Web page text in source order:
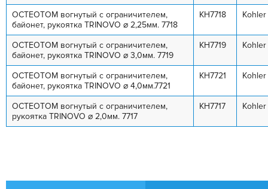
ОСТЕОТОМ вогнутый с ограничителем,
байонет, рукоятка TRINOVO ⌀ 2,25мм. 7718
KH7718 Kohler
ОСТЕОТОМ вогнутый с ограничителем,
байонет, рукоятка TRINOVO ⌀ 3,0мм. 7719
KH7719 Kohler
ОСТЕОТОМ вогнутый с ограничителем,
байонет, рукоятка TRINOVO ⌀ 4,0мм.7721
KH7721 Kohler
ОСТЕОТОМ вогнутый с ограничителем,
рукоятка TRINOVO ⌀ 2,0мм. 7717
KH7717 Kohler